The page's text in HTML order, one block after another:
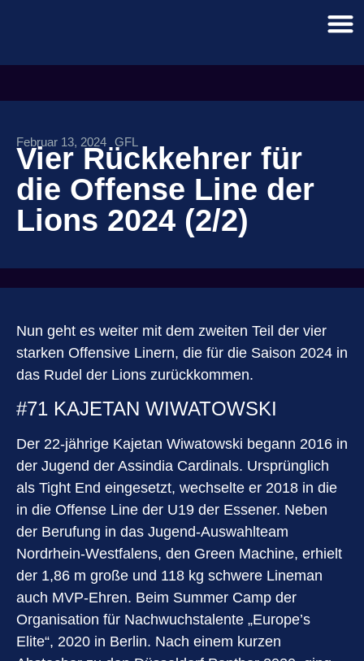
Februar 13, 2024 GFL
Vier Rückkehrer für
die Offense Line der
Lions 2024 (2/2)
Nun geht es weiter mit dem zweiten Teil der vier
starken Offensive Linern, die für die Saison 2024 in
das Rudel der Lions zurückkommen.
#71 KAJETAN WIWATOWSKI
Der 22-jährige Kajetan Wiwatowski begann 2016 in
der Jugend der Assindia Cardinals. Ursprünglich
als Tight End eingesetzt, wechselte er 2018 in die
in die Offense Line der U19 der Essener. Neben
der Berufung in das Jugend-Auswahlteam
Nordrhein-Westfalens, den Green Machine, erhielt
der 1,86 m große und 118 kg schwere Lineman
auch MVP-Ehren. Beim Summer Camp der
Organisation für Nachwuchstalente „Europe’s
Elite“, 2020 in Berlin. Nach einem kurzen